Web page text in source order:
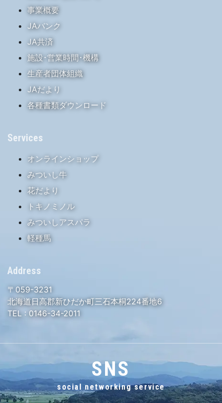
事業概要
JAバンク
JA共済
施設･営業時間･機構
生産者団体組織
JAだより
各種書類ダウンロード
Services
オンラインショップ
みついし牛
花だより
トキノミノル
みついしアスパラ
軽種馬
Address
〒059-3231
北海道日高郡新ひだか町三石本桐224番地6
TEL : 0146-34-2011
SNS
social networking service